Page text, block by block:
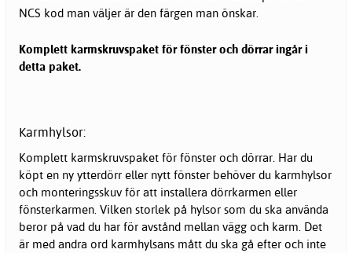
NCS kod man väljer är den färgen man önskar.
Komplett karmskruvspaket för fönster och dörrar ingår i
detta paket.
Karmhylsor:
Komplett karmskruvspaket för fönster och dörrar. Har du
köpt en ny ytterdörr eller nytt fönster behöver du karmhylsor
och monteringsskuv för att installera dörrkarmen eller
fönsterkarmen. Vilken storlek på hylsor som du ska använda
beror på vad du har för avstånd mellan vägg och karm. Det
är med andra ord karmhylsans mått du ska gå efter och inte